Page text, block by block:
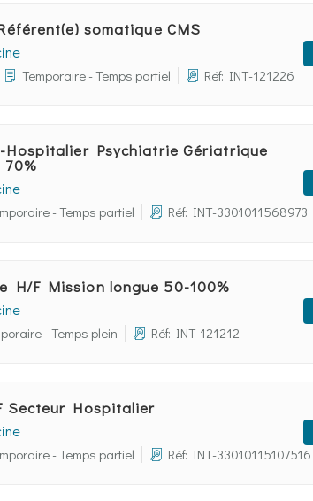
somatique CMS
Temporaire - Temps partiel Réf: INT-121226
Psychiatrie Gériatrique
- Temps partiel Réf: INT-3301011568973
H/F Mission longue 50-100%
- Temps plein Réf: INT-121212
Secteur Hospitalier
- Temps partiel Réf: INT-33010115107516